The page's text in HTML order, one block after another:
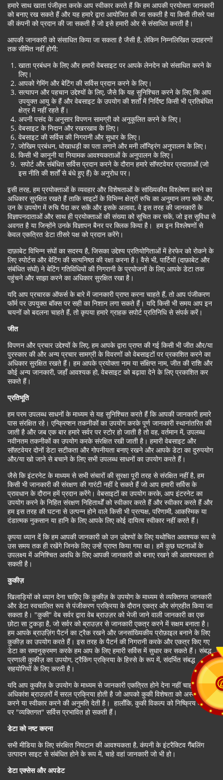
हमारे साथ खाता पंजीकृत करके आप स्वीकार करते हैं कि हम आपकी प्रयोक्ता जानकारी
को बनाए रख सकते हैं और यह हमारे द्वारा आयोजित की जा सकती है या किसी तीसरे पक्ष
की कंपनी को प्रदान की जा सकती है जो इसे हमारी ओर से संसाधित करती है।
आपकी जानकारी को संसाधित किया जा सकता है जैसी है, लेकिन निम्नलिखित उदाहरणों
तक सीमित नहीं होगी:
खाता प्रबंधन के लिए और हमारी वेबसाइट पर आपके लेनदेन को संसाधित करने के
लिए।
आपको गेमिंग और बेटिंग की सर्विस प्रदान करने के लिए।
सत्यापन और पहचान उद्देश्यों के लिए, जैसे कि यह सुनिश्चित करने के लिए कि आप
उपयुक्त आयु के हैं और वेबसाइट के उपयोग की शर्तों में निर्दिष्ट किसी भी प्रतिबंधित
क्षेत्र में नहीं रहते हैं।
अपनी पसंद के अनुसार विपणन सामग्री को अनुकूलित करने के लिए।
वेबसाइट के निदान और रखरखाव के लिए।
वेबसाइट की सर्विस की निगरानी और सुधार के लिए।
जोखिम प्रबंधन, धोखाधड़ी का पता लगाने और मनी लॉन्ड्रिंग अनुपालन के लिए।
किसी भी कानूनी या नियामक आवश्यकताओं के अनुपालन के लिए।
सपोर्ट और संबंधित सर्विस प्रदान करने के दौरान हमारे सॉफ्टवेयर प्रदाताओं (जो
इस नीति की शर्तों से बंधे हुए हैं) के अनुरोध पर।
इसी तरह, हम प्रयोक्ताओं के व्यवहार और विशेषताओं के सांख्यिकीय विश्लेषण करने का
अधिकार सुरक्षित रखते हैं ताकि साइटों के विभिन्न क्षेत्रों रुचि का अनुमान लगा सकें और,
उन के उपयोग में रुचि पैदा कर सकें और इसके अलावा, वे इस तरह की जानकारी के
विज्ञापनदाताओं और साथ ही प्रयोक्ताओं की संख्या को सूचित कर सकें, जो इस सुविधा से
अवगत है या जिन्होंने उनके विज्ञापन बैनर पर क्लिक किया है। हम इन विश्लेषणों से
केवल एकत्रित डेटा तीसरे पक्ष को प्रदान करेंगे।
दाफ़ाबेट विभिन्न संघों का सदस्य है, जिसका उद्देश्य प्रतियोगिताओं में हेरफेर को रोकने के
लिए स्पोर्टस और बेटिंग की सत्यनिष्ठा की रक्षा करना है। वैसे भी, पार्टियों (दाफ़ाबेट और
संबंधित संघों) ने बेटिंग गतिविधियों की निगरानी के प्रयोजनों के लिए आपके डेटा तक
पहुंचने और साझा करने का अधिकार सुरक्षित रखा है।
यदि आप प्रचारक ऑफर्स के बारे में जानकारी प्राप्त करना चाहते हैं, तो आप पंजीकरण
फॉर्म पर उपयुक्त बॉक्स पर सही का निशान लगा सकते हैं। यदि किसी भी समय आप इन
चयनों को बदलना चाहते हैं, तो कृपया हमारे ग्राहक सपोर्ट प्रतिनिधि से संपर्क करें।
जीत
विपणन और प्रचार उद्देश्यों के लिए, हम आपके द्वारा प्राप्त की गई किसी भी जीत और/या
पुरस्कार की और अन्य प्रचार सामग्री के विवरणों को वेबसाइटों पर प्रकाशित करने का
अधिकार सुरक्षित रखते हैं। हम आपके प्रयोक्ता नाम या संक्षिप्त नाम, जीत की राशि और
कोई अन्य जानकारी, जहाँ आवश्यक हो, वेबसाइट को बढ़ावा देने के लिए प्रकाशित कर
सकते हैं।
प्रतिभूति
हम परम उपलब्ध साधनों के माध्यम से यह सुनिश्चित करते हैं कि आपकी जानकारी हमारे
पास संरक्षित रहे। एन्क्रिप्शन तकनीकों का उपयोग करके पूर्ण जानकारी स्थानांतरित की
जाती है और जब एक बार हमारे सर्वर पर स्टोर हो जाती है तो वह, वर्तमान में, उपलब्ध
नवीनतम तकनीकों का उपयोग करके संरक्षित रखी जाती है। हमारी वेबसाइट और
सॉफ़्टवेयर दोनों डेटा सटीकता और गोपनीयता बनाए रखने और आपके डेटा का दुरुपयोग
और/या खो जाने से बचाने के लिए सभी उपलब्ध साधनों का उपयोग करते हैं।
जैसे कि इंटरनेट के माध्यम से सभी संचारों की सुरक्षा पूरी तरह से संरक्षित नहीं है, हम
किसी भी जानकारी की संरक्षण की गारंटी नहीं दे सकते हैं जो आप हमारी सर्विस के
प्रावधान के दौरान हमें प्रदान करेंगे। वेबसाइटों का उपयोग करके, आप इंटरनेट का
उपयोग करने के निहित संरक्षण निहितार्थों को स्वीकार करते हैं और स्वीकार करते हैं और
हम इस तरह की घटना से उत्पन्न होने वाले किसी भी प्रत्यक्ष, परिणामी, आकस्मिक या
दंडात्मक नुकसान या हानि के लिए आपके लिए कोई दायित्व स्वीकार नहीं करते हैं।
कृपया ध्यान दें कि हम आपकी जानकारी को उन उद्देश्यों के लिए यथोचित आवश्यक रूप से
उस समय तक ही रखेंगे जिनके लिए उन्हें प्राप्त किया गया था। हमें कुछ घटनाओं के
उपलक्ष्य में अनिश्चित अवधि के लिए आपकी जानकारी को बनाए रखने की आवश्यकता हो
सकती है।
कुकीज़
खिलाड़ियों को ध्यान देना चाहिए कि कुकीज़ के उपयोग के माध्यम से व्यक्तिगत जानकारी
और डेटा स्वचालित रूप से पंजीकरण प्रक्रिया के दौरान एकत्र और संग्रहीत किया जा
सकता है। "कुकी" वेब सर्वर द्वारा वेब ब्राउज़र को भेजी जाने वाली जानकारी का एक
छोटा सा टुकड़ा है, जो सर्वर को ब्राउज़र से जानकारी एकत्र करने में सक्षम बनाता है।
हम आपके ब्राउज़िंग पैटर्न का ट्रैक रखने और जनसांख्यिकीय प्रोफ़ाइल बनाने के लिए
कुकीज़ का उपयोग करते हैं। इस तरह के पैटर्न की निगरानी करके और एकत्र किए गए
डेटा का समानुक्रमण करके हम आप के लिए हमारी सर्विस में सुधार कर सकते हैं। संबद्ध
प्रणाली कुकीज़ का उपयोग, ट्रैकिंग प्रक्रिया के हिस्से के रूप में, संदर्भित संबद्ध
सहयोगियों के लिए करती है।
यदि आप कुकीज़ के उपयोग के माध्यम से जानकारी एकत्रित होने देना नहीं चाहते हैं तो
अधिकांश ब्राउज़रों में सरल प्रक्रिया होती है जो आपको कुकी विशेषता को अस्वीकार
करने या स्वीकार करने की अनुमति देती है। हालाँकि, कुकी विकल्प को निष्क्रिय करने
पर "व्यक्तिगत" सर्विस प्रभावित हो सकती हैं।
डेटा को नष्ट करना
सभी मीडिया के लिए संरक्षित निपटान की आवश्यकता है, कंपनी के इंटरैक्टिव गैंबलिंग
उत्पादन साइट से संबंधित होने के रूप में, चाहे वहां जानकारी जो भी हो।
डेटा एक्सेस और अपडेट